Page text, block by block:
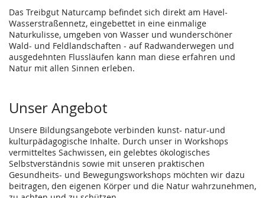
Das Treibgut Naturcamp befindet sich direkt am Havel-
Wasserstraßennetz, eingebettet in eine einmalige
Naturkulisse, umgeben von Wasser und wunderschöner
Wald- und Feldlandschaften - auf Radwanderwegen und
ausgedehnten Flussläufen kann man diese erfahren und
Natur mit allen Sinnen erleben.
Unser Angebot
Unsere Bildungsangebote verbinden kunst- natur-und
kulturpädagogische Inhalte. Durch unser in Workshops
vermitteltes Sachwissen, ein gelebtes ökologisches
Selbstverständnis sowie mit unseren praktischen
Gesundheits- und Bewegungsworkshops möchten wir dazu
beitragen, den eigenen Körper und die Natur wahrzunehmen,